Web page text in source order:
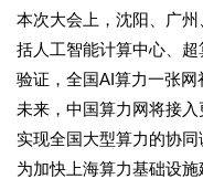
本次大会上，沈阳、广
括人工智能计算中心、
验证，全国AI算力一张网
未来，中国算力网将接
实现全国大型算力的协同
为加快上海算力基础设